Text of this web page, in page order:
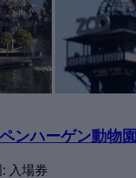
ンハーゲン動物園
入場券